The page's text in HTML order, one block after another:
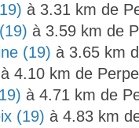
à 3.31 km de
à 3.59 km de
(19) à 3.65 km
à 4.10 km de
à 4.71 km de
(19) à 4.83 km